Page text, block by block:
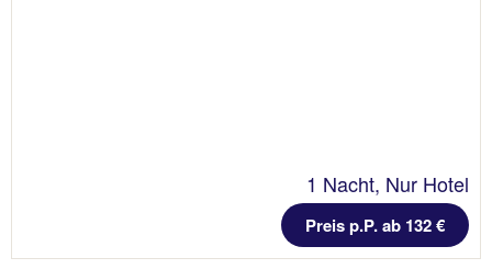
1 Nacht, Nur Hotel
Preis p.P. ab 132 €